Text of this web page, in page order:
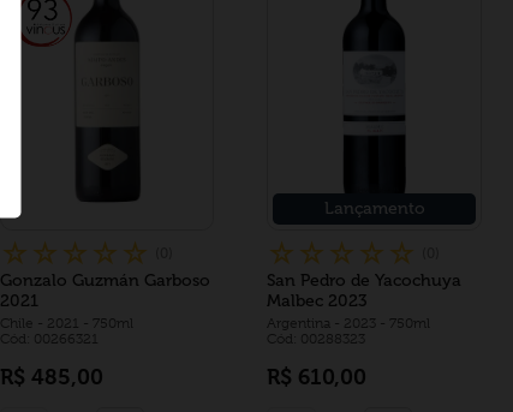
☆ ☆ ☆ ☆ ☆
Gonzalo Guzmán Garboso
2021
Chile - 2021 - 750ml
Cód: 00266321
R$ 485,00
Lançamento
☆ ☆ ☆ ☆ ☆
San Pedro de Yacochuya
Malbec 2023
Argentina - 2023 - 750ml
Cód: 00288323
R$ 610,00